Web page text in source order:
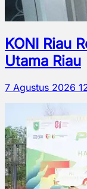
KONI Riau
Utama Riau
7 Agustus 2026